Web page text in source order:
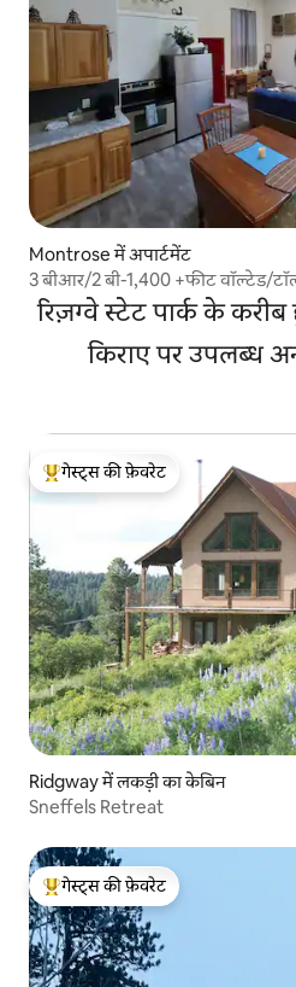
Montrose में अपार्टमेंट
3 बीआर/2 बी-1,400 +फीट वॉल्टेड/टॉल
रिज़ग्वे स्टेट पार्क के करीब
किराए पर उपलब्ध
गेस्ट्स का टॉप फ़ेवरेट
गेस्ट्स की फ़ेवरेट
Ridgway में लकड़ी का केबिन
Sneffels Retreat
गेस्ट्स का टॉप फ़ेवरेट
गेस्ट्स की फ़ेवरेट